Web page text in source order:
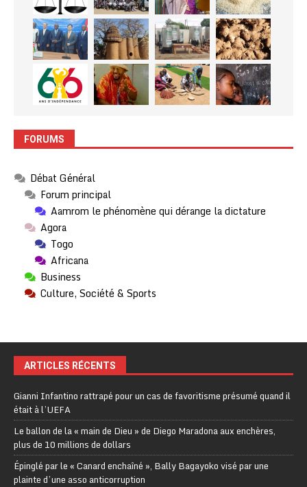
FORUMS
Débat Général
Forum principal
Aamrom le phénomène qui dérange la dictature
Agora
Togo
Africana
Business
Culture, Société & Sports
ARTICLES RÉCENTS
Gianni Infantino rattrapé pour un cas de favoritisme présumé quand il
était à l’UEFA
Le ballon de la « main de Dieu » de Diego Maradona aux enchères,
plus de 10 millions de dollars
Épinglé par le « Canard enchaîné », Bally Bagayoko visé par une
plainte d’une asso anticorruption